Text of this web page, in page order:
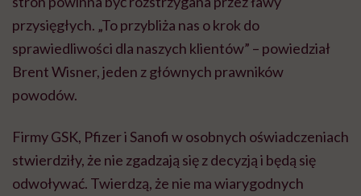
przysięgłych. „To przybliża nas o krok do
sprawiedliwości dla naszych klientów” – powiedział
Brent Wisner, jeden z głównych prawników
powodów.
Firmy GSK, Pfizer i Sanofi w osobnych oświadczeniach
stwierdziły, że nie zgadzają się z decyzją i będą się
odwoływać. Twierdzą, że nie ma wiarygodnych